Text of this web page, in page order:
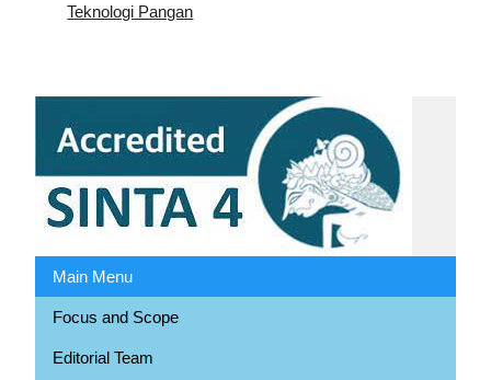
Teknologi Pangan
Main Menu
Focus and Scope
Editorial Team